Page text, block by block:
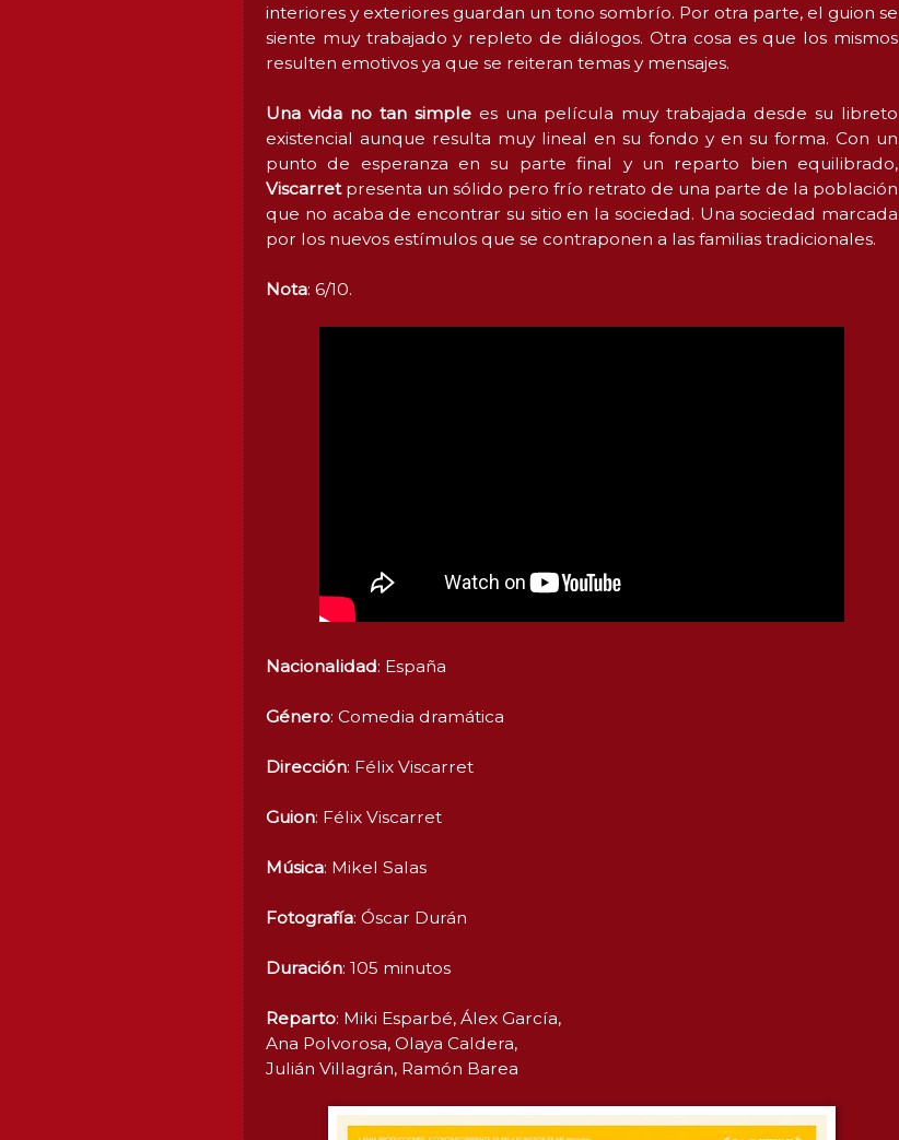
interiores y exteriores guardan un tono sombrío. Por otra parte, el guion se
siente muy trabajado y repleto de diálogos. Otra cosa es que los mismos
resulten emotivos ya que se reiteran temas y mensajes.
Una vida no tan simplees una película muy trabajada desde su libreto
existencial aunque resulta muy lineal en su fondo y en su forma. Con un
punto de esperanza en su parte final y un reparto bien equilibrado,
Viscarret presenta un sólido pero frío retrato de una parte de la población
que no acaba de encontrar su sitio en la sociedad. Una sociedad marcada
por los nuevos estímulos que se contraponen a las familias tradicionales.
Nota: 6/10.
Nacionalidad: España
Género: Comedia dramática
Dirección: Félix Viscarret
Guion: Félix Viscarret
Música: Mikel Salas
Fotografía: Óscar Durán
Duración: 105 minutos
Reparto: Miki Esparbé, Álex García,
Ana Polvorosa, Olaya Caldera,
Julián Villagrán, Ramón Barea